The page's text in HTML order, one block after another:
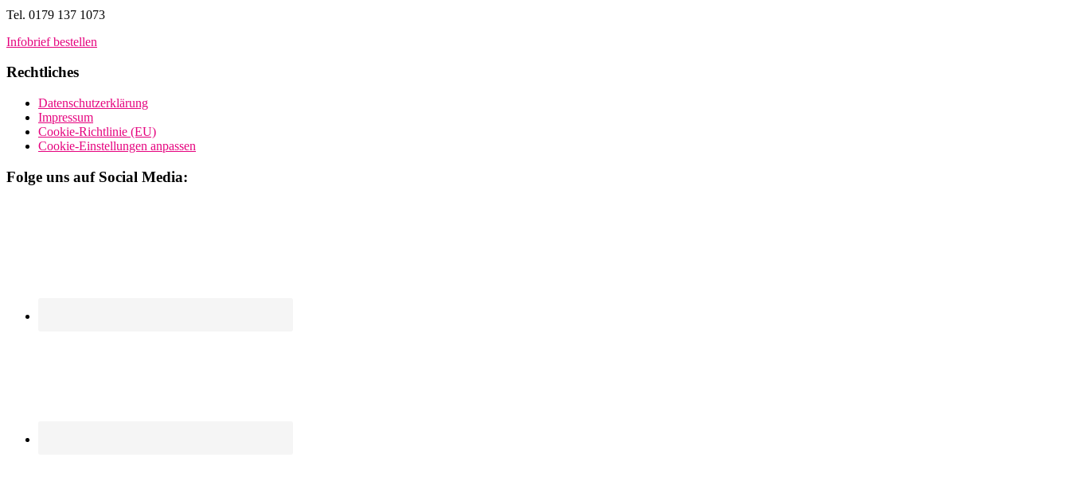
Tel. 0179 137 1073
Infobrief bestellen
Rechtliches
Datenschutzerklärung
Impressum
Cookie-Richtlinie (EU)
Cookie-Einstellungen anpassen
Folge uns auf Social Media: